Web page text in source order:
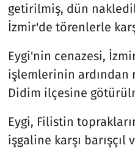
getirilmiş, dün
İzmir'de törenlerle
Eygi'nin cenazesi,
işlemlerinin ardından
Didim ilçesine
Eygi, Filistin
işgaline karşı